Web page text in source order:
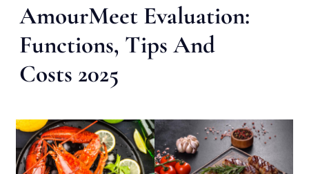
AmourMeet Evaluation:
Functions, Tips And
Costs 2025